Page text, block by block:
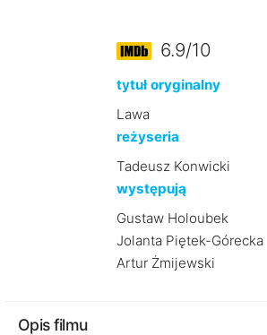
6.9/10
tytuł oryginalny
Lawa
reżyseria
Tadeusz Konwicki
występują
Gustaw Holoubek
Jolanta Piętek-Górecka
Artur Żmijewski
Opis filmu